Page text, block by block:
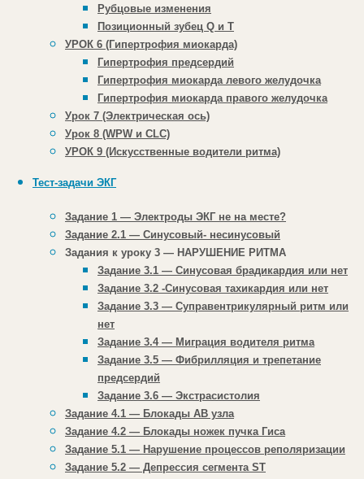
Рубцовые изменения
Позиционный зубец Q и Т
УРОК 6 (Гипертрофия миокарда)
Гипертрофия предсердий
Гипертрофия миокарда левого желудочка
Гипертрофия миокарда правого желудочка
Урок 7 (Электрическая ось)
Урок 8 (WPW и CLC)
УРОК 9 (Искусственные водители ритма)
Тест-задачи ЭКГ
Задание 1 — Электроды ЭКГ не на месте?
Задание 2.1 — Синусовый- несинусовый
Задания к уроку 3 — НАРУШЕНИЕ РИТМА
Задание 3.1 — Синусовая брадикардия или нет
Задание 3.2 -Синусовая тахикардия или нет
Задание 3.3 — Суправентрикулярный ритм или
нет
Задание 3.4 — Миграция водителя ритма
Задание 3.5 — Фибрилляция и трепетание
предсердий
Задание 3.6 — Экстрасистолия
Задание 4.1 — Блокады АВ узла
Задание 4.2 — Блокады ножек пучка Гиса
Задание 5.1 — Нарушение процессов реполяризации
Задание 5.2 — Депрессия сегмента ST
Это типичная ЭКГ с феноменом CLC,
обратите внимание на укорочение PQ до
0,11-0,1 с. Комплексы QRS абсолютно
нормальной формы и продолжительности
▼ ЭКГ 3 ▼